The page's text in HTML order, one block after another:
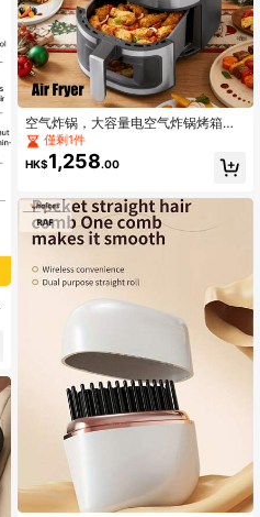
空气炸锅，大容量电空气炸锅烤箱一
体机 - 轻松烘焙和油炸，插电式
僅剩1件
HK$1,258.00